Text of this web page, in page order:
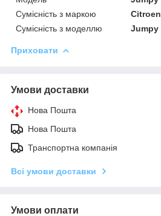
Сумісність з маркою
Citroen
Сумісність з моделлю
Jumpy
Приховати
Умови доставки
Нова Пошта
Нова Пошта
Транспортна компанія
Всі умови доставки
Умови оплати